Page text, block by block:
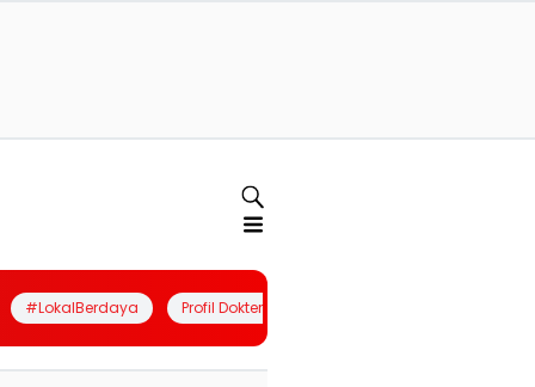
#LokalBerdaya Profil Dokter